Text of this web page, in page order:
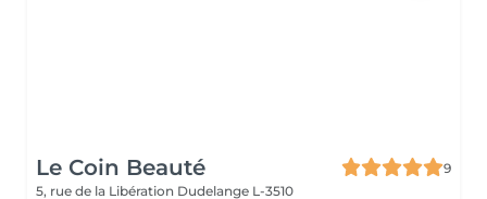
Le Coin Beauté
9
5, rue de la Libération Dudelange L-3510